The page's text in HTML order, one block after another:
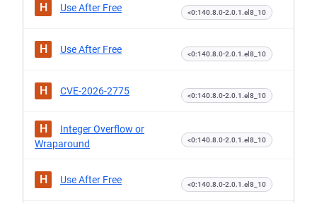
H Use After Free <0:140.8.0-2.0.1.el8_10
H Use After Free <0:140.8.0-2.0.1.el8_10
H CVE-2026-2775 <0:140.8.0-2.0.1.el8_10
H
Integer Overflow or
Wraparound
<0:140.8.0-2.0.1.el8_10
H Use After Free <0:140.8.0-2.0.1.el8_10